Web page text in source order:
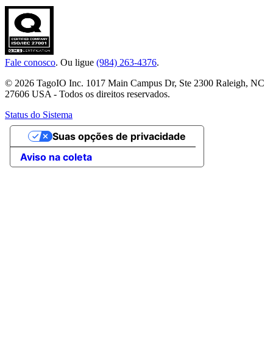
Fale conosco. Ou ligue (984) 263-4376.
© 2026 TagoIO Inc. 1017 Main Campus Dr, Ste 2300 Raleigh, NC
27606 USA - Todos os direitos reservados.
Status do Sistema
Aviso na coleta
Suas opções de privacidade